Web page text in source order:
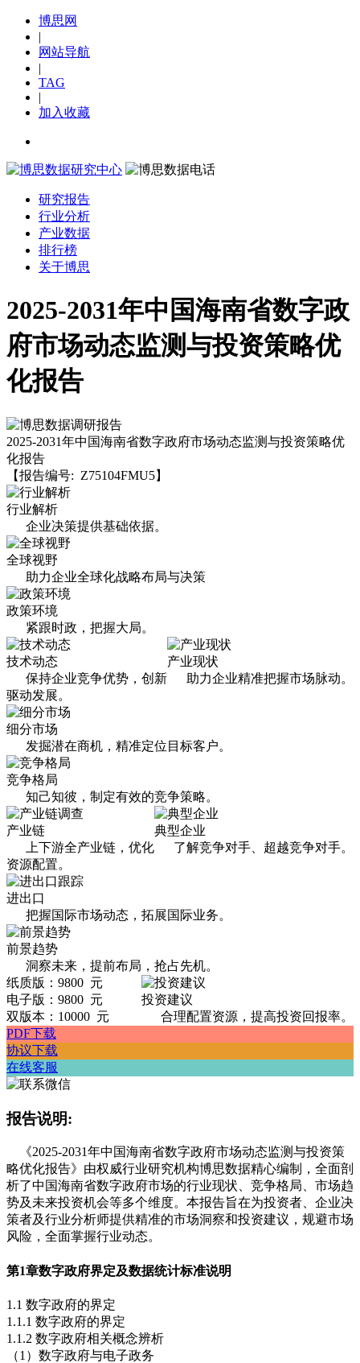
博思网
|
网站导航
|
TAG
|
加入收藏
研究报告
行业分析
产业数据
排行榜
关于博思
2025-2031年中国海南省数字政
府市场动态监测与投资策略优
化报告
2025-2031年中国海南省数字政府市场动态监测与投资策略优
化报告
【报告编号: Z75104FMU5】
行业解析
企业决策提供基础依据。
全球视野
助力企业全球化战略布局与决策
政策环境
紧跟时政，把握大局。
产业现状
助力企业精准把握市场脉动。
技术动态
保持企业竞争优势，创新
驱动发展。
细分市场
发掘潜在商机，精准定位目标客户。
竞争格局
知己知彼，制定有效的竞争策略。
典型企业
了解竞争对手、超越竞争对手。
产业链
上下游全产业链，优化
资源配置。
进出口
把握国际市场动态，拓展国际业务。
前景趋势
洞察未来，提前布局，抢占先机。
投资建议
合理配置资源，提高投资回报率。
纸质版：9800 元
电子版：9800 元
双版本：10000 元
PDF下载
协议下载
在线客服
报告说明:
《2025-2031年中国海南省数字政府市场动态监测与投资策
略优化报告》由权威行业研究机构博思数据精心编制，全面剖
析了中国海南省数字政府市场的行业现状、竞争格局、市场趋
势及未来投资机会等多个维度。本报告旨在为投资者、企业决
策者及行业分析师提供精准的市场洞察和投资建议，规避市场
风险，全面掌握行业动态。
第1章数字政府界定及数据统计标准说明
1.1 数字政府的界定
1.1.1 数字政府的界定
1.1.2 数字政府相关概念辨析
（1）数字政府与电子政务